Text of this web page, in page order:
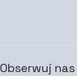
Obserwuj nas